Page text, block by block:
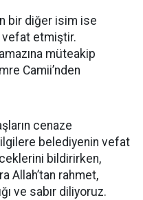
bir diğer isim ise
vefat etmiştir.
müteakip
Camii’nden
cenaze
belediyenin vefat
bildirirken,
Allah’tan rahmet,
ve sabır diliyoruz.